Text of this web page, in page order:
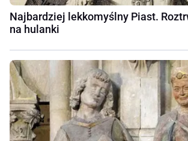
Najbardziej lekkomyślny Piast.
na hulanki